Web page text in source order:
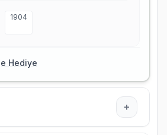
1904
Hediye
+